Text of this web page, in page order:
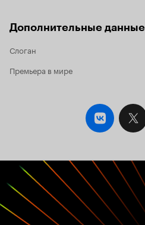
Дополнительные данные
Слоган
Премьера в мире